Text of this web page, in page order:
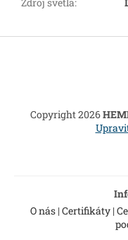
Copyright 2026
O nás| Certifikáty|